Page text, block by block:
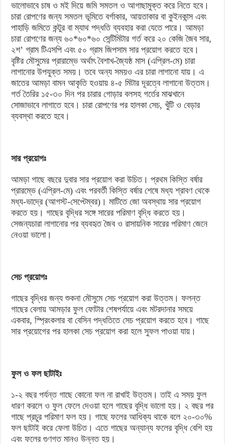
ভালোভাবে চাষ ও মই দিয়ে জমি সমতল ও আগাছামুক্ত করে নিতে হবে।
চারা রোপণের জন্য সমতল ভূমিতে বর্গাকার, আয়তাকার বা কুইনকান্স এবং
পাহাড়ি জমিতে কন্টুর বা ম্যাথ পদ্ধতি ব্যবহার করা যেতে পারে। আমড়া
চারা রোপণের জন্য ৬০*৬০*৬০ সেন্টিমিটার গর্ত করে ২০ কেজি জৈব সার,
২শ’ গ্রাম টিএসপি এবং ৫০ গ্রাম জিপসাম সার প্রয়োগ করতে হবে।
বৃষ্টির মৌসুমের প্রারাম্ভে অর্থাৎ বৈশাখ-জ্যৈষ্ঠ মাস (এপ্রিল-মে) চারা
লাগানোর উপযুক্ত সময়। তবে অন্য সময়ও এর চারা লাগানো যায়। এ
জাতের আমড়া বামন আকৃতি হওয়ায় ৪-৫ মিটার দূরত্বে লাগানো উত্তম।
গর্ত তৈরির ১৫-৩০ দিন পর চারার গোড়ার বলসহ গর্তের মাঝখানে
সোজাভাবে লাগাতে হবে। চারা রোপণের পর হালকা সেচ, খুঁটি ও বেড়ার
ব্যবস্থা করতে হবে।
সার প্রয়োগঃ
আমড়া গাছে বছরে দুবার সার প্রয়োগ করা উচিত। প্রথম কিস্তি বর্ষার
প্রারম্ভে (এপ্রিল-মে) এবং পরবর্তী কিস্তি বর্ষার শেষে মধ্য শ্রাবণ থেকে
মধ্য-ভাদ্রে (আগস্ট-সেপ্টেম্বর)। মাটিতে জো অবস্থায় সার প্রয়োগ
করতে হয়। গাছের বৃদ্ধির সঙ্গে সারের পরিমাণ বৃদ্ধি করতে হয়।
সেজন্যচারা লাগানোর পর ব্যবহৃত জৈব ও রাসায়নিক সারের পরিমাণ জেনে
নেওয়া ভালো।
সেচ প্রয়োগঃ
গাছের বৃদ্ধির জন্য শুকনা মৌসুমে সেচ প্রয়োগ করা উত্তম। ফলন্ত
গাছের বেলায় আমড়ার ফুল ফোটার শেষপর্যায়ে এবং মটরদানার সময়ে
একবার, স্প্রিংকলার বা বেসিন পদ্ধতিতে সেচ প্রয়োগ করতে হবে। গাছে
সার প্রয়োগের পর হালকা সেচ প্রয়োগ করা হলে সুফল পাওয়া যায়।
ফুল ও ফল ছাটাইঃ
১-২ বছর পর্যন্ত গাছে কোনো ফল না রাখাই উত্তম। তাই এ সময় ফুল
ধারণ করলে ও ফুল ফেলে দেওয়া হলে গাছের বৃদ্ধি ভালো হয়। ২ বছর পর
গাছে প্রচুর পরিমাণ ফল হয়। গাছে ফলের আধিক্য থাকে বলে ২০-৩০%
ফল ছাটাই করে ফেলা উচিত। এতে গাছের অন্যান্য ফলের বৃদ্ধি বেশি হয়
এবং ফলের গুণগত মানও উন্নত হয়।